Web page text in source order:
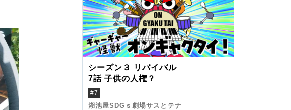
シーズン３ リバイバル
7話 子供の人権？
#7
湖池屋SDGｓ劇場サスとテナ